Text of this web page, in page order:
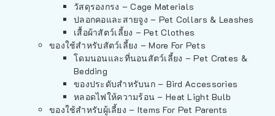
วัสดุรองกรง – Cage Materials
ปลอกคอและสายจูง – Pet Collars & Leashes
เสื้อผ้าสัตว์เลี้ยง – Pet Clothes
ของใช้สำหรับสัตว์เลี้ยง – More For Pets
โดมนอนและที่นอนสัตว์เลี้ยง – Pet Crates &
Bedding
ของประดับสำหรับนก – Bird Accessories
หลอดไฟให้ความร้อน – Heat Light Bulb
ของใช้สำหรับผู้เลี้ยง – Items For Pet Parents